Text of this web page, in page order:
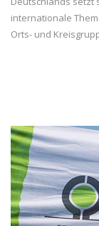
internationale
Orts- und